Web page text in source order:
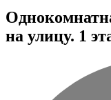
на улицу. 1